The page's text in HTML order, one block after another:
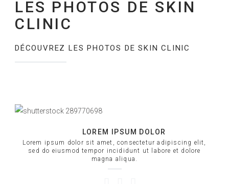
LES PHOTOS DE SKIN
CLINIC
DÉCOUVREZ LES PHOTOS DE SKIN CLINIC
LOREM IPSUM DOLOR
Lorem ipsum dolor sit amet, consectetur adipiscing elit,
sed do eiusmod tempor incididunt ut labore et dolore
magna aliqua.